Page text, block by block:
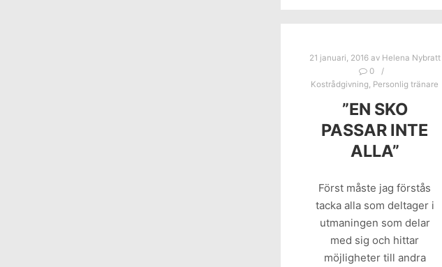
21 januari, 2016av Helena Nybratt
0
Kostrådgivning Personlig tränare
”EN SKO
PASSAR INTE
ALLA”
Först måste jag förstås
tacka alla som deltager i
utmaningen som delar
med sig och hittar
möjligheter till andra